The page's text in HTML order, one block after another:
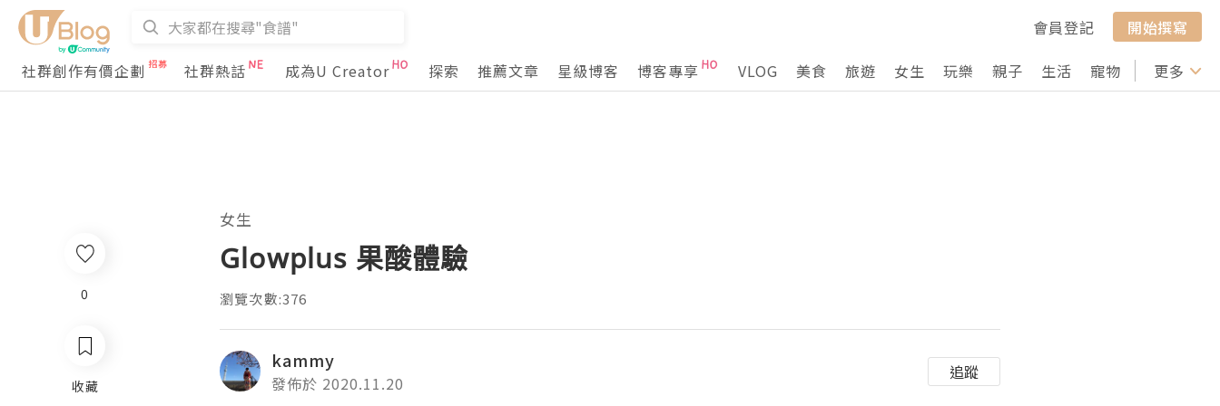
會員登記
開始撰寫
社群創作有價企劃
社群熱話 成為U Creator 探索 推薦文章 星級博客 博客專享 VLOG 美食 旅遊 女生 玩樂 親子 生活 寵物 行山 打卡
更多
0
收藏
女生
Glowplus 果酸體驗
瀏覽次數:376
kammy
發佈於 2020.11.20
追蹤